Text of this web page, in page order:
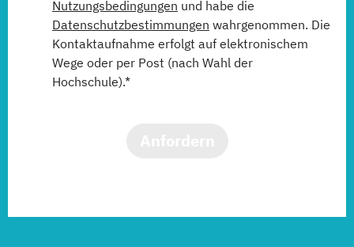
Nutzungsbedingungen und habe die
Datenschutzbestimmungen wahrgenommen. Die
Kontaktaufnahme erfolgt auf elektronischem
Wege oder per Post (nach Wahl der
Hochschule).*